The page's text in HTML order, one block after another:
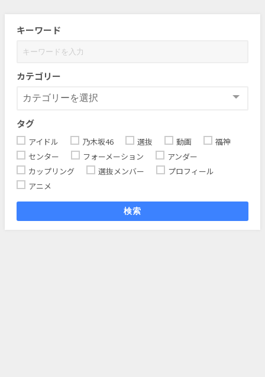
キーワード
カテゴリー
タグ
アイドル 乃木坂46 選抜 動画
福神
センター
フォーメーション
アンダー
カップリング
選抜メンバー
プロフィール
アニメ
検索